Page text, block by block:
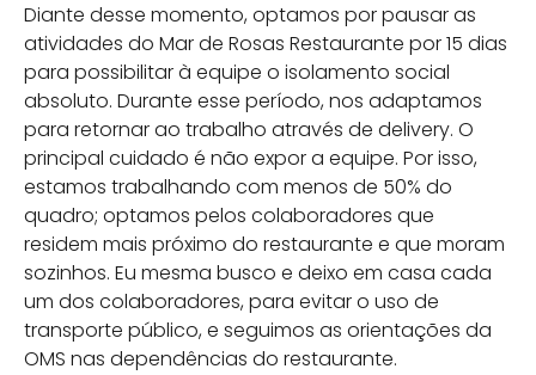
Diante desse momento, optamos por pausar as
atividades do Mar de Rosas Restaurante por 15 dias
para possibilitar à equipe o isolamento social
absoluto. Durante esse período, nos adaptamos
para retornar ao trabalho através de delivery. O
principal cuidado é não expor a equipe. Por isso,
estamos trabalhando com menos de 50% do
quadro; optamos pelos colaboradores que
residem mais próximo do restaurante e que moram
sozinhos. Eu mesma busco e deixo em casa cada
um dos colaboradores, para evitar o uso de
transporte público, e seguimos as orientações da
OMS nas dependências do restaurante.